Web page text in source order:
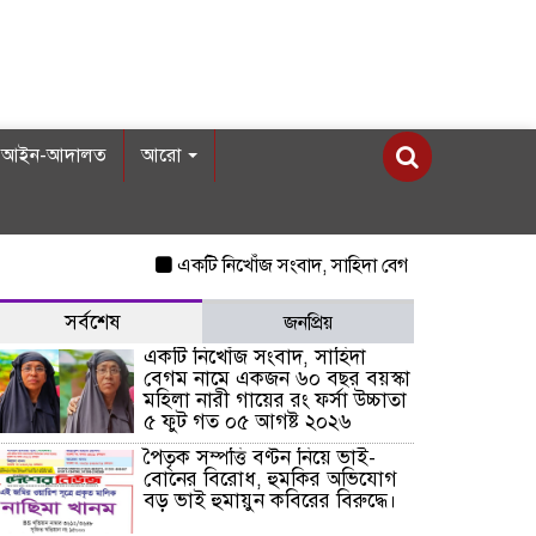
আইন-আদালত আরো
একটি নিখোঁজ সংবাদ, সাহিদা বেগম নামে একজন ৬০
সর্বশেষ জনপ্রিয়
একটি নিখোঁজ সংবাদ, সাহিদা
বেগম নামে একজন ৬০ বছর বয়স্কা
মহিলা নারী গায়ের রং ফর্সা উচ্চাতা
৫ ফুট গত ০৫ আগষ্ট ২০২৬
পৈতৃক সম্পত্তি বণ্টন নিয়ে ভাই-
বোনের বিরোধ, হুমকির অভিযোগ
বড় ভাই হুমায়ুন কবিরের বিরুদ্ধে।